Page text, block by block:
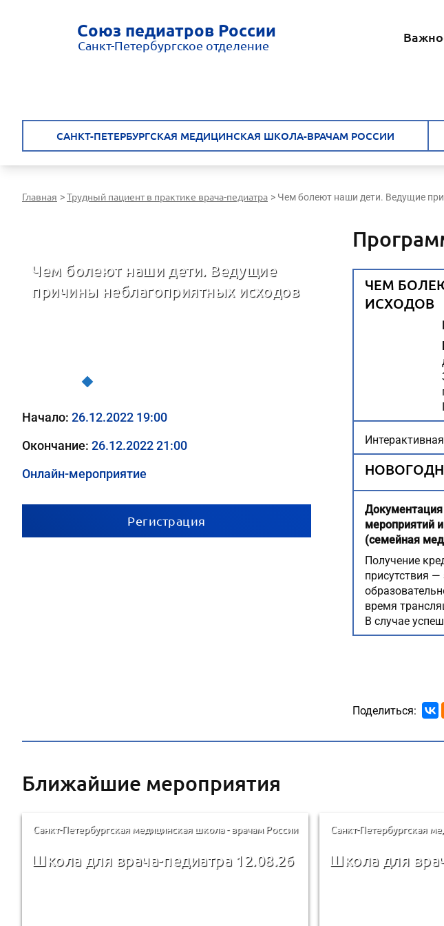
Союз педиатров России
Санкт-Петербургское отделение
САНКТ-ПЕТЕРБУРГСКАЯ МЕДИЦИНСКАЯ ШКОЛА-ВРАЧАМ РОССИИ
Главная >Трудный пациент в практике врача-педиатра > Чем болеют наши дети. Ведущие
Чем болеют наши дети. Ведущие
причины неблагоприятных исходов
Начало: 26.12.2022 19:00
Окончание: 26.12.2022 21:00
Онлайн-мероприятие
Регистрация
ЧЕМ
ИСХОДОВ
мероприятий
(семейная
Получение
присутствия
время
В случае
Поделиться:
Ближайшие мероприятия
Санкт-Петербургская медицинская школа - врачам России
Школа для врача-педиатра 12.08.26
Санкт-Петербургская
Школа для